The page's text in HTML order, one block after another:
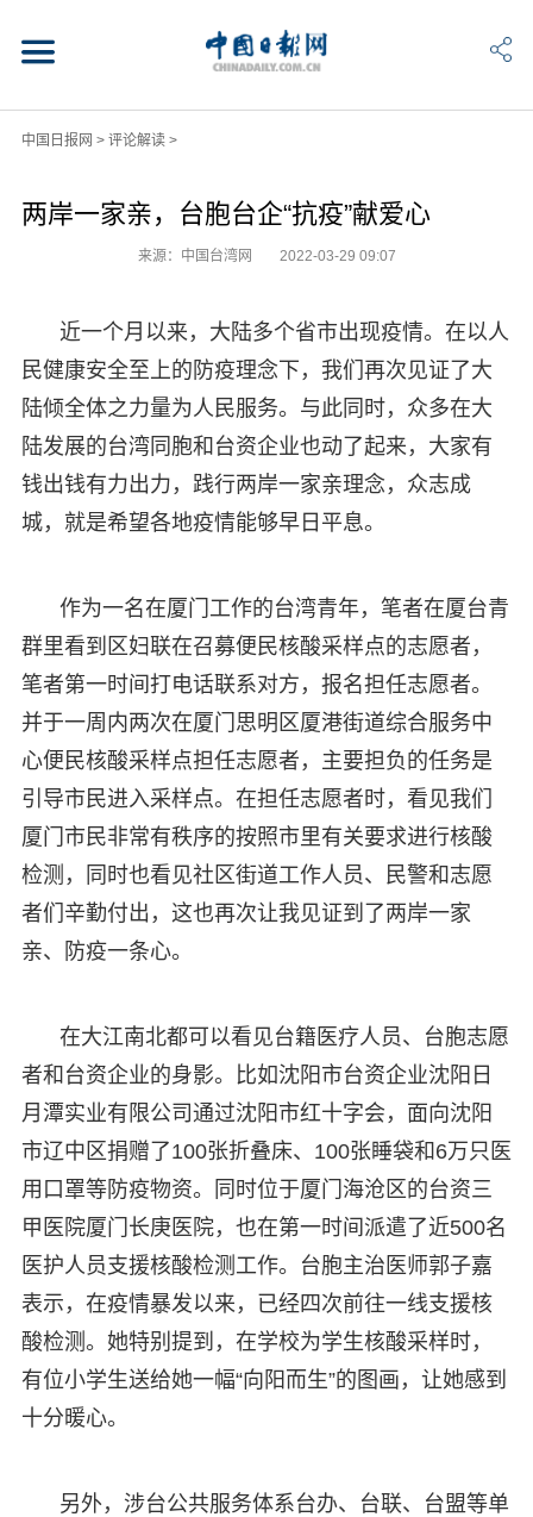
中国日报网 > 评论解读>
两岸一家亲，台胞台企“抗疫”献爱心
来源：中国台湾网 2022-03-29 09:07
近一个月以来，大陆多个省市出现疫情。在以人
民健康安全至上的防疫理念下，我们再次见证了大
陆倾全体之力量为人民服务。与此同时，众多在大
陆发展的台湾同胞和台资企业也动了起来，大家有
钱出钱有力出力，践行两岸一家亲理念，众志成
城，就是希望各地疫情能够早日平息。
作为一名在厦门工作的台湾青年，笔者在厦台青
群里看到区妇联在召募便民核酸采样点的志愿者，
笔者第一时间打电话联系对方，报名担任志愿者。
并于一周内两次在厦门思明区厦港街道综合服务中
心便民核酸采样点担任志愿者，主要担负的任务是
引导市民进入采样点。在担任志愿者时，看见我们
厦门市民非常有秩序的按照市里有关要求进行核酸
检测，同时也看见社区街道工作人员、民警和志愿
者们辛勤付出，这也再次让我见证到了两岸一家
亲、防疫一条心。
在大江南北都可以看见台籍医疗人员、台胞志愿
者和台资企业的身影。比如沈阳市台资企业沈阳日
月潭实业有限公司通过沈阳市红十字会，面向沈阳
市辽中区捐赠了100张折叠床、100张睡袋和6万只医
用口罩等防疫物资。同时位于厦门海沧区的台资三
甲医院厦门长庚医院，也在第一时间派遣了近500名
医护人员支援核酸检测工作。台胞主治医师郭子嘉
表示，在疫情暴发以来，已经四次前往一线支援核
酸检测。她特别提到，在学校为学生核酸采样时，
有位小学生送给她一幅“向阳而生”的图画，让她感到
十分暖心。
另外，涉台公共服务体系台办、台联、台盟等单